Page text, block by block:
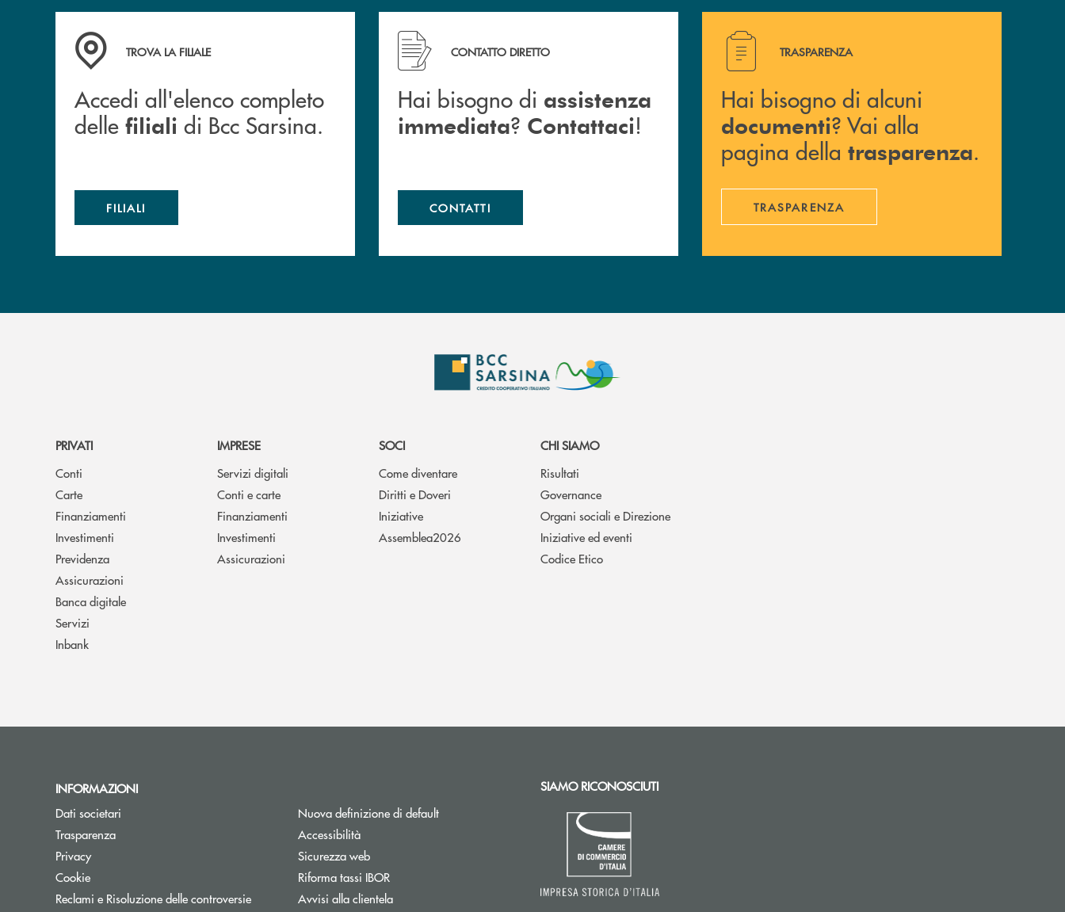
Accedi all'elenco completo delle filiali di Bcc Sarsina.
TROVA LA FILIALE
Accedi all'elenco completo
delle filiali di Bcc Sarsina.
FILIALI
Hai bisogno di assistenza immediata ? Contattaci !
CONTATTO DIRETTO
Hai bisogno di assistenza
immediata? Contattaci!
CONTATTI
Hai bisogno di alcuni documenti ? Vai alla pagina della
TRASPARENZA
Hai bisogno di alcuni
documenti? Vai alla
pagina della trasparenza.
TRASPARENZA
PRIVATI
Conti
Carte
Finanziamenti
Investimenti
Previdenza
Assicurazioni
Banca digitale
Servizi
Inbank
IMPRESE
Servizi digitali
Conti e carte
Finanziamenti
Investimenti
Assicurazioni
SOCI
Come diventare
Diritti e Doveri
Iniziative
Assemblea2026
CHI SIAMO
Risultati
Governance
Organi sociali e Direzione
Iniziative ed eventi
Codice Etico
INFORMAZIONI
Dati societari
Trasparenza
Privacy
Cookie
Reclami e Risoluzione delle controversie
Nuova definizione di default
Accessibilità
Sicurezza web
Riforma tassi IBORApre una nuova finestra
Avvisi alla clientela
SIAMO RICONOSCIUTI